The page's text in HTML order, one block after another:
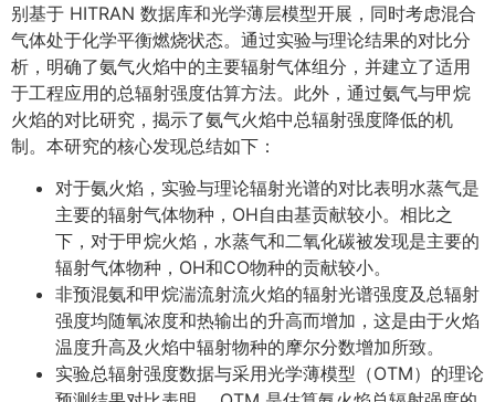
别基于 HITRAN 数据库和光学薄层模型开展，同时考虑混合
气体处于化学平衡燃烧状态。通过实验与理论结果的对比分
析，明确了氨气火焰中的主要辐射气体组分，并建立了适用
于工程应用的总辐射强度估算方法。此外，通过氨气与甲烷
火焰的对比研究，揭示了氨气火焰中总辐射强度降低的机
制。本研究的核心发现总结如下：
对于氨火焰，实验与理论辐射光谱的对比表明水蒸气是
主要的辐射气体物种，OH自由基贡献较小。相比之
下，对于甲烷火焰，水蒸气和二氧化碳被发现是主要的
辐射气体物种，OH和CO物种的贡献较小。
非预混氨和甲烷湍流射流火焰的辐射光谱强度及总辐射
强度均随氧浓度和热输出的升高而增加，这是由于火焰
温度升高及火焰中辐射物种的摩尔分数增加所致。
实验总辐射强度数据与采用光学薄模型（OTM）的理论